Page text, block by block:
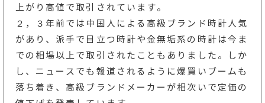
上がり高値で取引されています。
２，３年前では中国人による高級ブランド時計人気
があり、派手で目立つ時計や金無垢系の時計は今ま
での相場以上で取引されたこともありました。しか
し、ニュースでも報道されるように爆買いブームも
落ち着き、高級ブランドメーカーが相次いで定価の